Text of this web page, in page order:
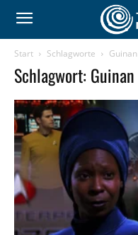
Start Schlagworte Guinan
Schlagwort: Guinan